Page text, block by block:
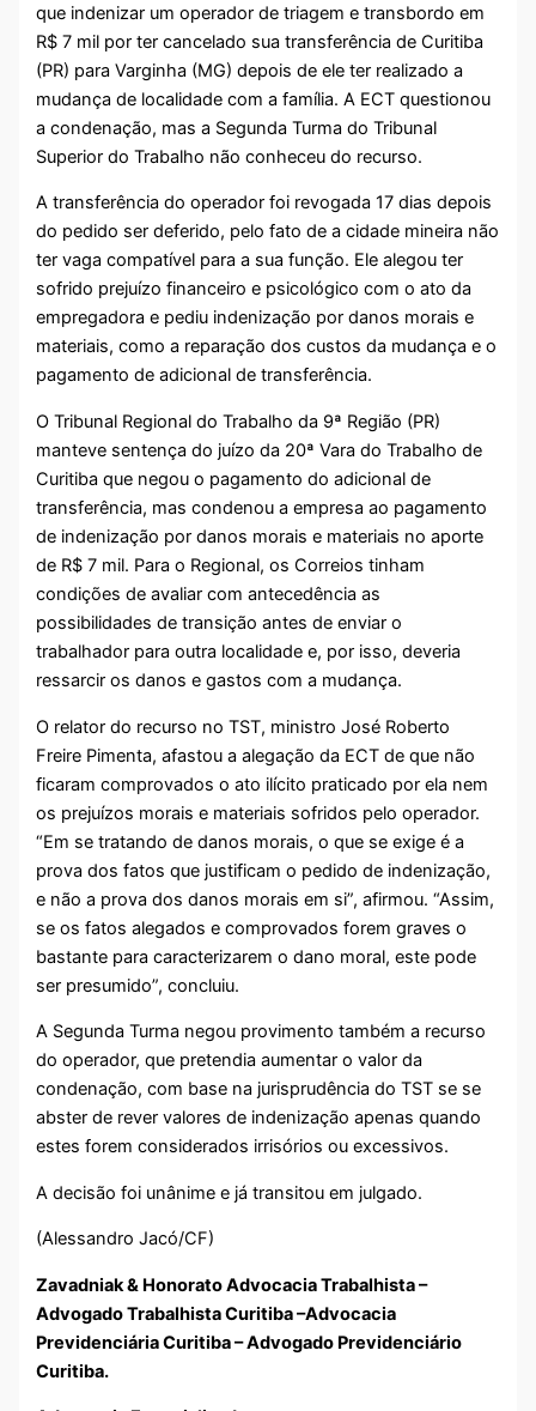
que indenizar um operador de triagem e transbordo em
R$ 7 mil por ter cancelado sua transferência de Curitiba
(PR) para Varginha (MG) depois de ele ter realizado a
mudança de localidade com a família. A ECT questionou
a condenação, mas a Segunda Turma do Tribunal
Superior do Trabalho não conheceu do recurso.
A transferência do operador foi revogada 17 dias depois
do pedido ser deferido, pelo fato de a cidade mineira não
ter vaga compatível para a sua função. Ele alegou ter
sofrido prejuízo financeiro e psicológico com o ato da
empregadora e pediu indenização por danos morais e
materiais, como a reparação dos custos da mudança e o
pagamento de adicional de transferência.
O Tribunal Regional do Trabalho da 9ª Região (PR)
manteve sentença do juízo da 20ª Vara do Trabalho de
Curitiba que negou o pagamento do adicional de
transferência, mas condenou a empresa ao pagamento
de indenização por danos morais e materiais no aporte
de R$ 7 mil. Para o Regional, os Correios tinham
condições de avaliar com antecedência as
possibilidades de transição antes de enviar o
trabalhador para outra localidade e, por isso, deveria
ressarcir os danos e gastos com a mudança.
O relator do recurso no TST, ministro José Roberto
Freire Pimenta, afastou a alegação da ECT de que não
ficaram comprovados o ato ilícito praticado por ela nem
os prejuízos morais e materiais sofridos pelo operador.
“Em se tratando de danos morais, o que se exige é a
prova dos fatos que justificam o pedido de indenização,
e não a prova dos danos morais em si”, afirmou. “Assim,
se os fatos alegados e comprovados forem graves o
bastante para caracterizarem o dano moral, este pode
ser presumido”, concluiu.
A Segunda Turma negou provimento também a recurso
do operador, que pretendia aumentar o valor da
condenação, com base na jurisprudência do TST se se
abster de rever valores de indenização apenas quando
estes forem considerados irrisórios ou excessivos.
A decisão foi unânime e já transitou em julgado.
(Alessandro Jacó/CF)
Zavadniak & Honorato Advocacia Trabalhista –
Advogado Trabalhista Curitiba –Advocacia
Previdenciária Curitiba – Advogado Previdenciário
Curitiba.